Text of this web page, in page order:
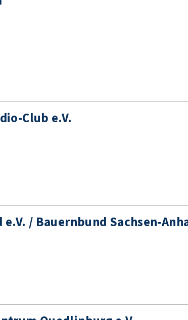
Club e.V.
/ Bauernbund Sachsen-